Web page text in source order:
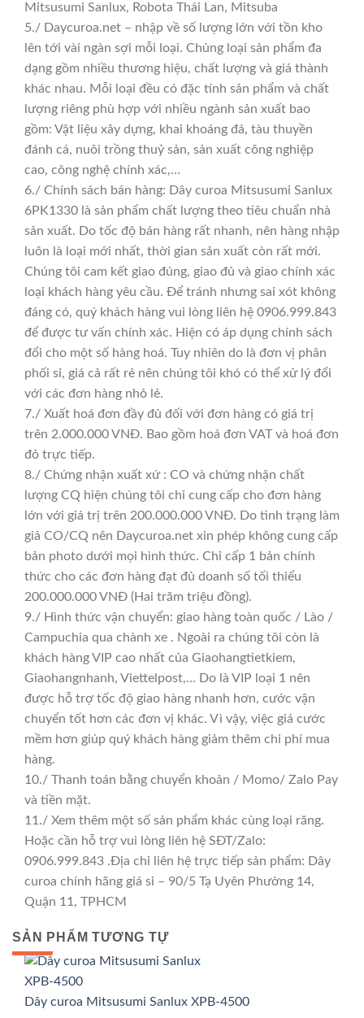
Mitsusumi Sanlux, Robota Thái Lan, Mitsuba
5./ Daycuroa.net – nhập về số lượng lớn với tồn kho
lên tới vài ngàn sợi mỗi loại. Chủng loại sản phẩm đa
dạng gồm nhiều thương hiệu, chất lượng và giá thành
khác nhau. Mỗi loại đều có đặc tính sản phẩm và chất
lượng riêng phù hợp với nhiều ngành sản xuất bao
gồm: Vật liệu xây dựng, khai khoáng đá, tàu thuyền
đánh cá, nuôi trồng thuỷ sản, sản xuất công nghiệp
cao, công nghệ chính xác,…
6./ Chính sách bán hàng: Dây curoa Mitsusumi Sanlux
6PK1330 là sản phẩm chất lượng theo tiêu chuẩn nhà
sản xuất. Do tốc độ bán hàng rất nhanh, nên hàng nhập
luôn là loại mới nhất, thời gian sản xuất còn rất mới.
Chúng tôi cam kết giao đúng, giao đủ và giao chính xác
loại khách hàng yêu cầu. Để tránh nhưng sai xót không
đáng có, quý khách hàng vui lòng liên hệ 0906.999.843
để được tư vấn chính xác. Hiện có áp dụng chính sách
đổi cho một số hàng hoá. Tuy nhiên do là đơn vị phân
phối sỉ, giá cả rất rẻ nên chúng tôi khó có thể xử lý đổi
với các đơn hàng nhỏ lẻ.
7./ Xuất hoá đơn đầy đủ đối với đơn hàng có giá trị
trên 2.000.000 VNĐ. Bao gồm hoá đơn VAT và hoá đơn
đỏ trực tiếp.
8./ Chứng nhận xuất xứ : CO và chứng nhận chất
lượng CQ hiện chúng tôi chỉ cung cấp cho đơn hàng
lớn với giá trị trên 200.000.000 VNĐ. Do tình trạng làm
giả CO/CQ nên Daycuroa.net xin phép không cung cấp
bản photo dưới mọi hình thức. Chỉ cấp 1 bản chính
thức cho các đơn hàng đạt đủ doanh số tối thiểu
200.000.000 VNĐ (Hai trăm triệu đồng).
9./ Hình thức vận chuyển: giao hàng toàn quốc / Lào /
Campuchia qua chành xe . Ngoài ra chúng tôi còn là
khách hàng VIP cao nhất của Giaohangtietkiem,
Giaohangnhanh, Viettelpost,… Do là VIP loại 1 nên
được hỗ trợ tốc độ giao hàng nhanh hơn, cước vận
chuyển tốt hơn các đơn vị khác. Vì vậy, việc giá cước
mềm hơn giúp quý khách hàng giảm thêm chi phí mua
hàng.
10./ Thanh toán bằng chuyển khoản / Momo/ Zalo Pay
và tiền mặt.
11./ Xem thêm một số sản phẩm khác cùng loại răng.
Hoặc cần hỗ trợ vui lòng liên hệ SĐT/Zalo:
0906.999.843 .Địa chỉ liên hệ trực tiếp sản phẩm: Dây
curoa chính hãng giá sỉ – 90/5 Tạ Uyên Phường 14,
Quận 11, TPHCM
SẢN PHẨM TƯƠNG TỰ
GIÁ SỈ
GIÁ TỐT
Dây curoa Mitsusumi Sanlux XPB-4500